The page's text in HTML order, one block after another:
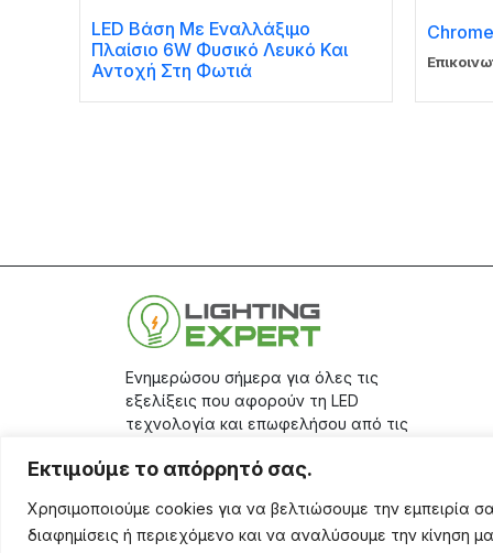
Εκτιμούμε το απόρρητό σας.
Χρησιμοποιούμε cookies για να βελτιώσουμε την
διαφημίσεις ή περιεχόμενο και να αναλύσουμε την κίνηση
LED Βάση Με Εναλλάξιμο
Πλαίσιο 6W Φυσικό Λευκό Και
Αντοχή Στη Φωτιά
Ενημερώσου σήμερα για όλες τις
εξελίξεις που αφορούν τη LED
τεχνολογία και επωφελήσου από τις
την εγγραφή σου στοsite.
Aριθμός Γ.Ε.ΜΗ.: 17401671000